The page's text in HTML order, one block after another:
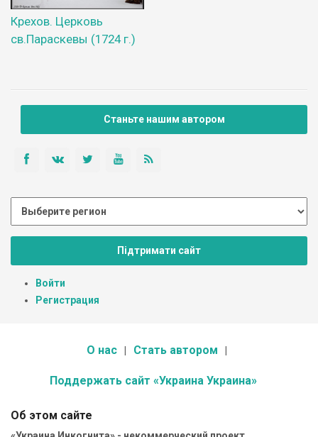
Крехов. Церковь
св.Параскевы (1724 г.)
Станьте нашим автором
Підтримати сайт
Войти
Регистрация
О нас Стать автором
Поддержать сайт «Украина Украина»
Об этом сайте